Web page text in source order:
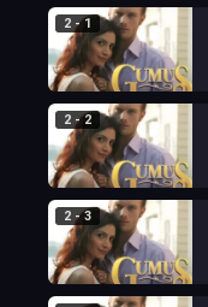
2 - 1
2 - 2
2 - 3